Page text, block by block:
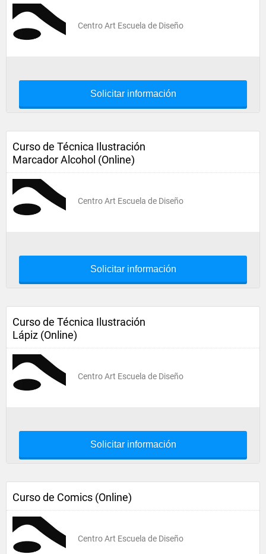
Centro Art Escuela de Diseño
Solicitar información
Curso de Técnica Ilustración
Marcador Alcohol (Online)
Centro Art Escuela de Diseño
Solicitar información
Curso de Técnica Ilustración
Lápiz (Online)
Centro Art Escuela de Diseño
Solicitar información
Curso de Comics (Online)
Centro Art Escuela de Diseño